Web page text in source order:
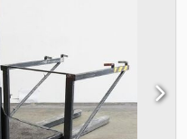
a bateria Cedpfx Aezr
160A - Troca lateral de
560 - 1150 mm - Controle
acesso RFID Dual - dt:
autopropelido - GT
- h1=1620 -